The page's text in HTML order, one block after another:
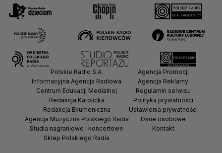
Polskie Radio S.A.
Informacyjna Agencja Radiowa
Centrum Edukacji Medialnej
Redakcja Katolicka
Redakcja Ekumeniczna
Agencja Muzyczna Polskiego Radia
Studia nagraniowe i koncertowe
Sklep Polskiego Radia
Agencja Promocji
Agencja Reklamy
Regulamin serwisu
Polityka prywatności
Ustawienia prywatności
Dane osobowe
Kontakt